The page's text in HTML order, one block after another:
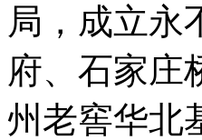
局，成立永
府、石家庄
州老窖华北